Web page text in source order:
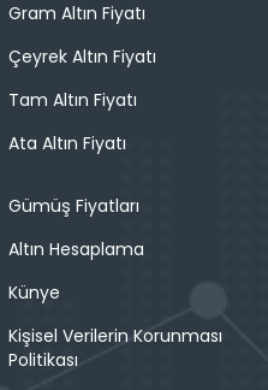
Gram Altın Fiyatı
Çeyrek Altın Fiyatı
Tam Altın Fiyatı
Ata Altın Fiyatı
Gümüş Fiyatları
Altın Hesaplama
Künye
Kişisel Verilerin Korunması
Politikası